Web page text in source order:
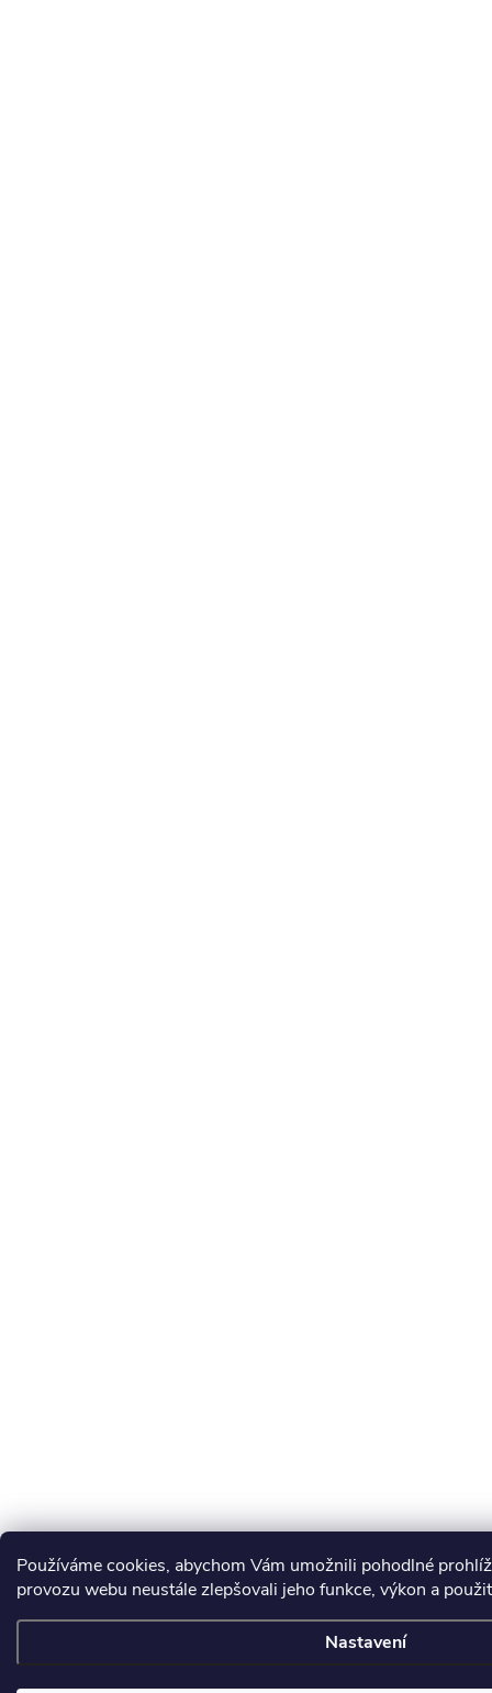
Používáme cookies, abychom Vám umožnili pohodlné
provozu webu neustále zlepšovali jeho funkce, výkon a
Nastavení